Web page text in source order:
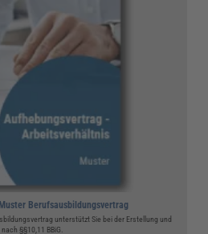
Berufsausbildungsvertrag
unterstützt Sie bei der Erstellung und
§§10,11 BBiG.